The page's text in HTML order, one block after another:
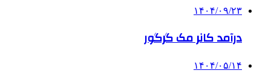
۱۴۰۴/۰۹/۲۳
درآمد کانر مک گرگور
۱۴۰۴/۰۵/۱۴